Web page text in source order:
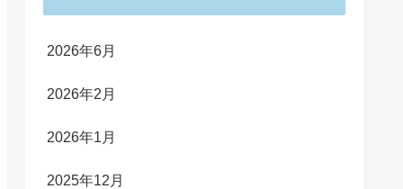
2026年6月
2026年2月
2026年1月
2025年12月